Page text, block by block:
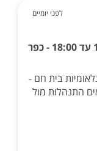
לפני יומיים
פקיד /ת תפעול (4 שעות ביום) 14:00 עד 18:00 - כפר
בית חם -
התנהלות מול